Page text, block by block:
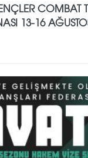
COMBAT
13-16